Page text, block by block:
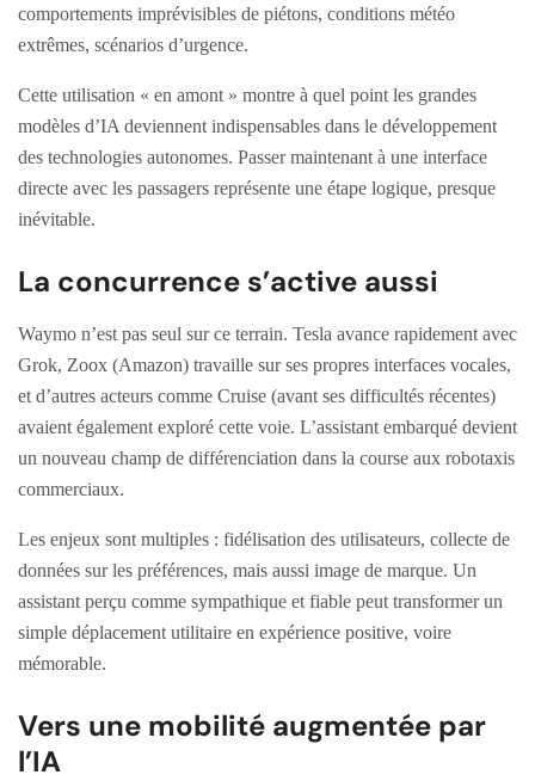
comportements imprévisibles de piétons, conditions météo
extrêmes, scénarios d’urgence.
Cette utilisation « en amont » montre à quel point les grandes
modèles d’IA deviennent indispensables dans le développement
des technologies autonomes. Passer maintenant à une interface
directe avec les passagers représente une étape logique, presque
inévitable.
La concurrence s’active aussi
Waymo n’est pas seul sur ce terrain. Tesla avance rapidement avec
Grok, Zoox (Amazon) travaille sur ses propres interfaces vocales,
et d’autres acteurs comme Cruise (avant ses difficultés récentes)
avaient également exploré cette voie. L’assistant embarqué devient
un nouveau champ de différenciation dans la course aux robotaxis
commerciaux.
Les enjeux sont multiples : fidélisation des utilisateurs, collecte de
données sur les préférences, mais aussi image de marque. Un
assistant perçu comme sympathique et fiable peut transformer un
simple déplacement utilitaire en expérience positive, voire
mémorable.
Vers une mobilité augmentée par
l’IA